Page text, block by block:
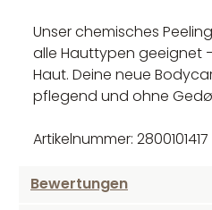
Unser chemisches
alle Hauttypen geeignet
Haut. Deine neue
pflegend und ohne
Artikelnummer: 2800101417
Bewertungen